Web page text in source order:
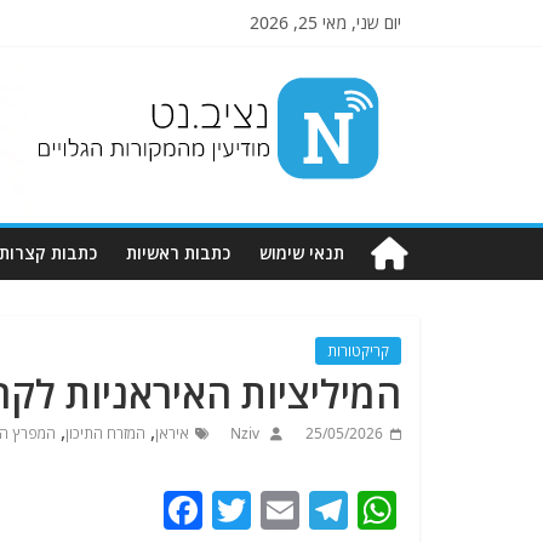
יום שני, מאי 25, 2026
Nziv.net
מודיעין
מהמקורות
תנאי שימוש כתבות ראשיות כתבות קצרות
קריקטורות
המיליציות האיראניות
25/05/2026
Nziv איראן, המזרח התיכון, המפרץ
W
T
E
T